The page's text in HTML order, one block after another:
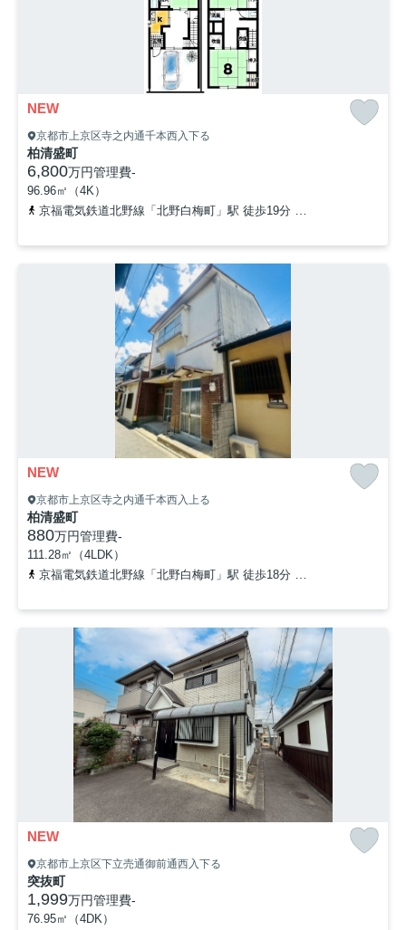
NEW
京都市上京区寺之内通千本西入下る
柏清盛町
6,800万円管理費-
96.96㎡（4K）
京福電気鉄道北野線「北野白梅町」駅 徒歩19分
NEW
京都市上京区寺之内通千本西入上る
柏清盛町
880万円管理費-
111.28㎡（4LDK）
京福電気鉄道北野線「北野白梅町」駅 徒歩18分
NEW
京都市上京区下立売通御前通西入下る
突抜町
1,999万円管理費-
76.95㎡（4DK）